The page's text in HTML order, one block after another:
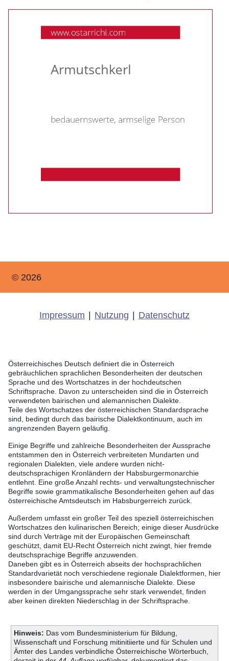
© 2026
Impressum Nutzung Datenschutz
Österreichisches Deutsch definiert die in Österreich
gebräuchlichen sprachlichen Besonderheiten der deutschen
Sprache und des Wortschatzes in der hochdeutschen
Schriftsprache. Davon zu unterscheiden sind die in Österreich
verwendeten bairischen und alemannischen Dialekte.
Teile des Wortschatzes der österreichischen Standardsprache
sind, bedingt durch das bairische Dialektkontinuum, auch im
angrenzenden Bayern geläufig.
Einige Begriffe und zahlreiche Besonderheiten der Aussprache
entstammen den in Österreich verbreiteten Mundarten und
regionalen Dialekten, viele andere wurden nicht-
deutschsprachigen Kronländern der Habsburgermonarchie
entlehnt. Eine große Anzahl rechts- und verwaltungstechnischer
Begriffe sowie grammatikalische Besonderheiten gehen auf das
österreichische Amtsdeutsch im Habsburgerreich zurück.
Außerdem umfasst ein großer Teil des speziell österreichischen
Wortschatzes den kulinarischen Bereich; einige dieser Ausdrücke
sind durch Verträge mit der Europäischen Gemeinschaft
geschützt, damit EU-Recht Österreich nicht zwingt, hier fremde
deutschsprachige Begriffe anzuwenden.
Daneben gibt es in Österreich abseits der hochsprachlichen
Standardvarietät noch verschiedene regionale Dialektformen, hier
insbesondere bairische und alemannische Dialekte. Diese
werden in der Umgangssprache sehr stark verwendet, finden
aber keinen direkten Niederschlag in der Schriftsprache.
Hinweis: Das vom Bundesministerium für Bildung,
Wissenschaft und Forschung mitinitiierte und für Schulen und
Ämter des Landes verbindliche Österreichische Wörterbuch,